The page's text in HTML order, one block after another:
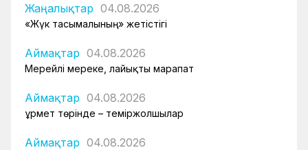
Жаңалықтар 04.08.2026
«Жүк тасымалының» жетістігі
Аймақтар 04.08.2026
Мерейлі мереке, лайықты марапат
Аймақтар 04.08.2026
Құрмет төрінде – теміржолшылар
Аймақтар 04.08.2026